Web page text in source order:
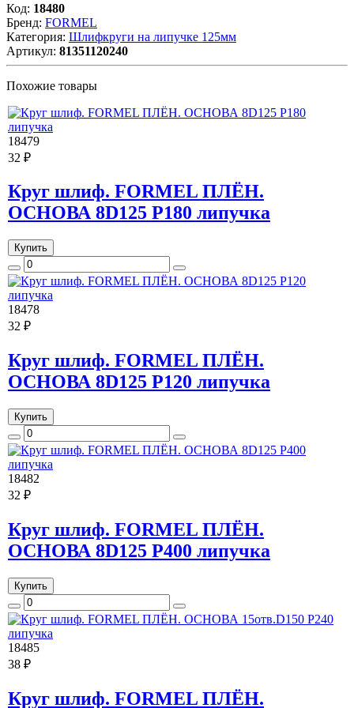
Код: 18480
Бренд: FORMEL
Категория: Шлифкруги на липучке 125мм
Артикул: 81351120240
Похожие товары
18479
32 ₽
Круг шлиф. FORMEL ПЛЁН.
ОСНОВА 8D125 P180 липучка
Купить
18478
32 ₽
Круг шлиф. FORMEL ПЛЁН.
ОСНОВА 8D125 P120 липучка
Купить
18482
32 ₽
Круг шлиф. FORMEL ПЛЁН.
ОСНОВА 8D125 P400 липучка
Купить
18485
38 ₽
Круг шлиф. FORMEL ПЛЁН.